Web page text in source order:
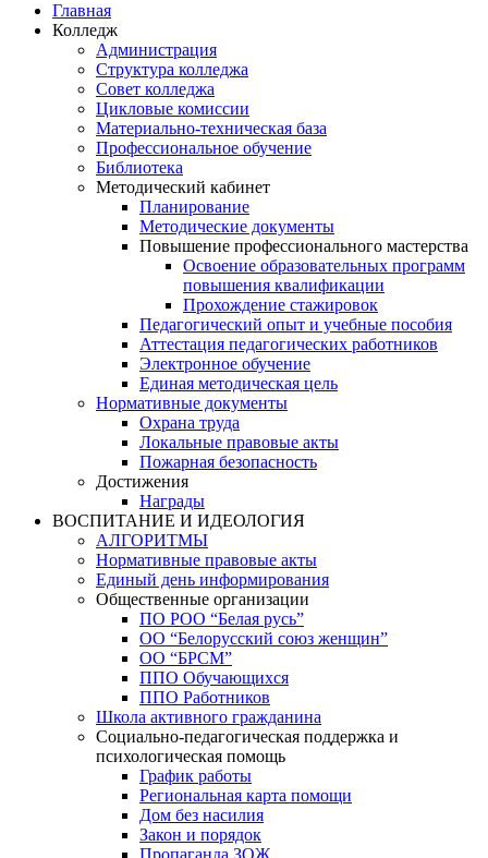
Главная
Колледж
Администрация
Структура колледжа
Совет колледжа
Цикловые комиссии
Материально-техническая база
Профессиональное обучение
Библиотека
Методический кабинет
Планирование
Методические документы
Повышение профессионального мастерства
Освоение образовательных программ
повышения квалификации
Прохождение стажировок
Педагогический опыт и учебные пособия
Аттестация педагогических работников
Электронное обучение
Единая методическая цель
Нормативные документы
Охрана труда
Локальные правовые акты
Пожарная безопасность
Достижения
Награды
ВОСПИТАНИЕ И ИДЕОЛОГИЯ
АЛГОРИТМЫ
Нормативные правовые акты
Единый день информирования
Общественные организации
ПО РОО “Белая русь”
ОО “Белорусский союз женщин”
ОО “БРСМ”
ППО Обучающихся
ППО Работников
Школа активного гражданина
Социально-педагогическая поддержка и
психологическая помощь
График работы
Региональная карта помощи
Дом без насилия
Закон и порядок
Пропаганда ЗОЖ